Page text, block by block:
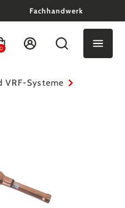
Fachhandwerk
0
VRF-Systeme